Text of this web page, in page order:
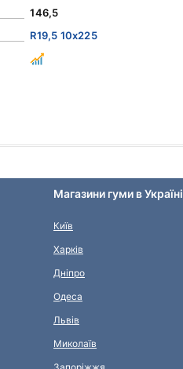
146,5
R19,5 10x225
Магазини гуми в Україні
Київ
Харків
Дніпро
Одеса
Львів
Миколаїв